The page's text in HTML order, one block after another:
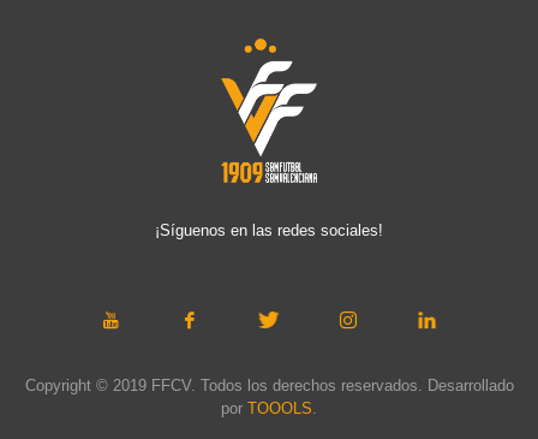
¡Síguenos en las redes sociales!
Copyright © 2019 FFCV. Todos los derechos reservados. Desarrollado
por TOOOLS.